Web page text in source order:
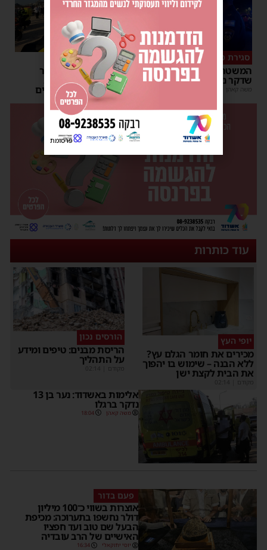
סגירת מעגל מהירה
המשטרה עצרה קטין בחשד
שדקר נער באשדוד
משה קאהן
דרמה באשדוד
בחור ישיבה בן 15 נעדר
מהחוף הנפרד – כוחות
החירום פתחו בחיפושים
מנחם דויטש |
18:32 | 1 תגובות
עוד כותרות
יופי העץ
מכירים את חומר הגלם עץ?
ללא הבנה – שימוש בו יהפוך
את הבית לקצת ישן
מקודם
הורסים נכון
הריסת מבנים: טיפים ומידע
על התהליך
מקודם
אלימות באשדוד: נער בן 13
נדקר ברגלו
משה קאהן 18:04
פעם בדור
אוצרות בשווי כ־100 מיליון
דולר נחשפו בתערוכה: מכיפת
הבעל שם טוב ועד חפציו
האישיים של הרב עובדיה
יוסי יחזקאלי 16:34
פרסומת